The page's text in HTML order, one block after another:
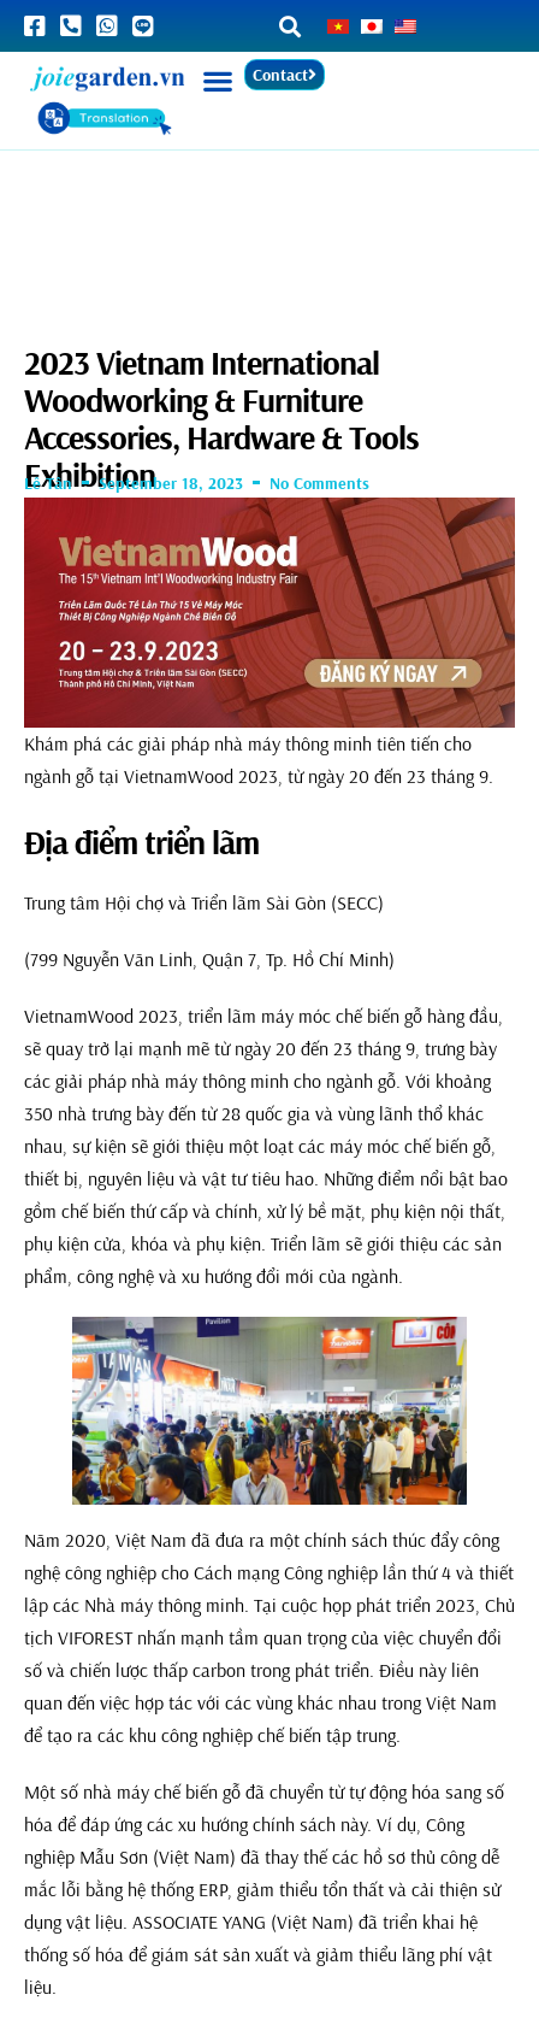
Contact
2023 Vietnam International
Woodworking & Furniture
Accessories, Hardware & Tools
Exhibition
Lê Tân September 18, 2023 No Comments
Khám phá các giải pháp nhà máy thông minh tiên tiến cho
ngành gỗ tại VietnamWood 2023, từ ngày 20 đến 23 tháng 9.
Địa điểm triển lãm
Trung tâm Hội chợ và Triển lãm Sài Gòn (SECC)
(799 Nguyễn Văn Linh, Quận 7, Tp. Hồ Chí Minh)
VietnamWood 2023, triển lãm máy móc chế biến gỗ hàng đầu,
sẽ quay trở lại mạnh mẽ từ ngày 20 đến 23 tháng 9, trưng bày
các giải pháp nhà máy thông minh cho ngành gỗ. Với khoảng
350 nhà trưng bày đến từ 28 quốc gia và vùng lãnh thổ khác
nhau, sự kiện sẽ giới thiệu một loạt các máy móc chế biến gỗ,
thiết bị, nguyên liệu và vật tư tiêu hao. Những điểm nổi bật bao
gồm chế biến thứ cấp và chính, xử lý bề mặt, phụ kiện nội thất,
phụ kiện cửa, khóa và phụ kiện. Triển lãm sẽ giới thiệu các sản
phẩm, công nghệ và xu hướng đổi mới của ngành.
Năm 2020, Việt Nam đã đưa ra một chính sách thúc đẩy công
nghệ công nghiệp cho Cách mạng Công nghiệp lần thứ 4 và thiết
lập các Nhà máy thông minh. Tại cuộc họp phát triển 2023, Chủ
tịch VIFOREST nhấn mạnh tầm quan trọng của việc chuyển đổi
số và chiến lược thấp carbon trong phát triển. Điều này liên
quan đến việc hợp tác với các vùng khác nhau trong Việt Nam
để tạo ra các khu công nghiệp chế biến tập trung.
Một số nhà máy chế biến gỗ đã chuyển từ tự động hóa sang số
hóa để đáp ứng các xu hướng chính sách này. Ví dụ, Công
nghiệp Mẫu Sơn (Việt Nam) đã thay thế các hồ sơ thủ công dễ
mắc lỗi bằng hệ thống ERP, giảm thiểu tổn thất và cải thiện sử
dụng vật liệu. ASSOCIATE YANG (Việt Nam) đã triển khai hệ
thống số hóa để giám sát sản xuất và giảm thiểu lãng phí vật
liệu.